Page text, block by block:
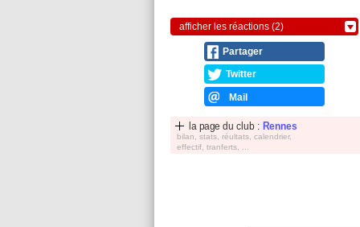
afficher les réactions (2)
Partager
Twitter
Mail
la page du club : Rennes
bilan, stats, réultats, calendrier,
effectif, tranferts, ...